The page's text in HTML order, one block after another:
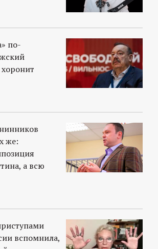
по-
же:
а всю
вспомнила,